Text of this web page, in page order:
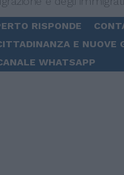
RISPONDE
E NUOVE
WHATSAPP